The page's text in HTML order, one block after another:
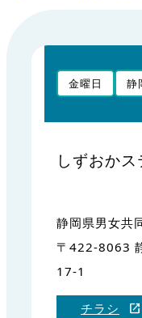
金曜日 静
しずおか
静岡県男女共
〒422-8063
17-1
チラシ